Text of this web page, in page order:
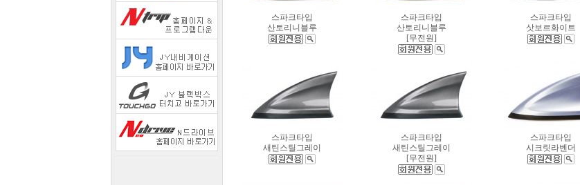
스파크타입
산토리니블루
스파크타입
산토리니블루
[무전원]
스파크타입
삿보르화이트
스파크타입
새틴스틸그레이
스파크타입
새틴스틸그레이
[무전원]
스파크타입
시크릿라벤더